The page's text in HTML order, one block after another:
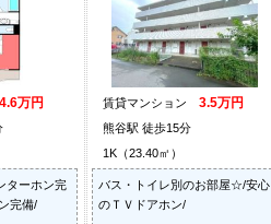
4.6万円
ターホン完
完備/
賃貸マンション 3.5万円
熊谷駅 徒歩15分
1K（23.40㎡）
バス・トイレ別のお部屋☆/安心
のＴＶドアホン/